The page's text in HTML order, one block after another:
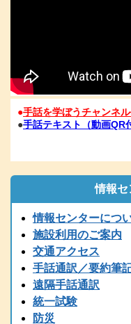
2026.03.03
2025（令和7）年度手話通
2026.01.06
1/6（火）11：00時点 電
の時点から、受信が可能
2026.01.06
1/6（火）9：00時点 現
は、兵庫県こどものきこ
2025.12.26
〔年末年始の休館につい
す。１２/２８～１/５まで
2025.12.24
令和７年度 手話通訳者
載しました。
2025.11.01
●手話を学ぼうチャンネル
●手話テキスト（動画QR
情報セ
情報センターにつ
施設利用のご案内
交通アクセス
手話通訳／要約筆
遠隔手話通訳
統一試験
防災